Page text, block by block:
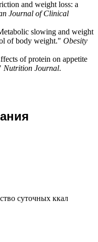
and weight loss: a
Journal of Clinical
slowing and weight
of body weight." Obesity
of protein on appetite
Nutrition Journal.
суточных ккал